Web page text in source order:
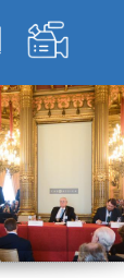
al
principal